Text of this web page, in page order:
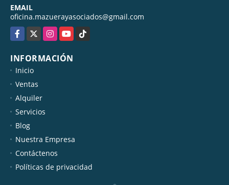
EMAIL
oficina.mazuerayasociados@gmail.com
Facebook
X InstagramYouTubeTikTok
INFORMACIÓN
Inicio
Ventas
Alquiler
Servicios
Blog
Nuestra Empresa
Contáctenos
Políticas de privacidad